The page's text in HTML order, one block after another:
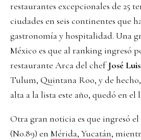
restaurantes excepcionales de 25
ciudades en seis continentes que
gastronomía y hospitalidad. Una
México es que al ranking ingresó
restaurante Arca del chefJosé
Tulum, Quintana Roo, y de
alta a la lista este año, quedó en el
Otra gran noticia es que ingresó
(No.89) en Mérida, Yucatán,